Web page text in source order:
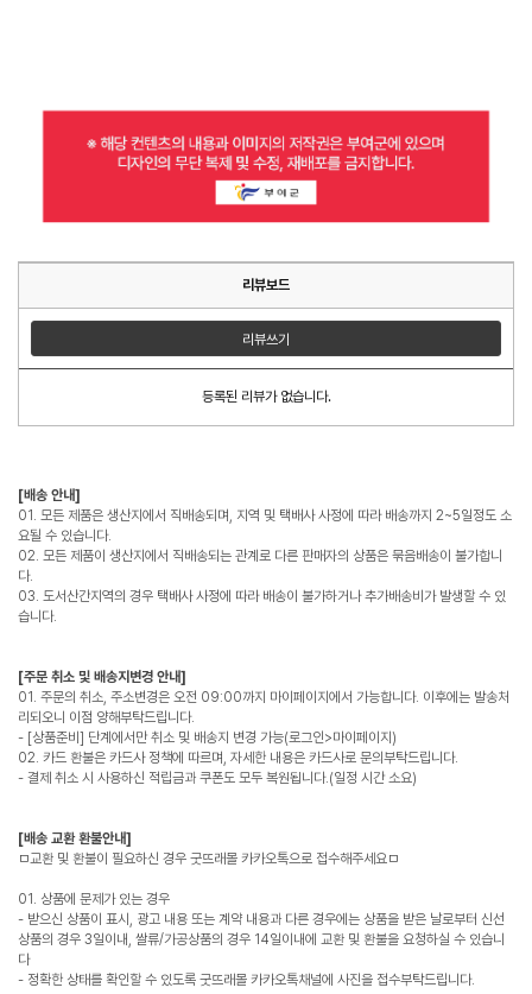
리뷰보드
리뷰쓰기
등록된 리뷰가 없습니다.
[배송 안내]
01. 모든 제품은 생산지에서 직배송되며, 지역 및 택배사 사정에 따라 배송까지 2~5일정도 소
요될 수 있습니다.
02. 모든 제품이 생산지에서 직배송되는 관계로 다른 판매자의 상품은 묶음배송이 불가합니
다.
03. 도서산간지역의 경우 택배사 사정에 따라 배송이 불가하거나 추가배송비가 발생할 수 있
습니다.
[주문 취소 및 배송지변경 안내]
01. 주문의 취소, 주소변경은 오전 09:00까지 마이페이지에서 가능합니다. 이후에는 발송처
리되오니 이점 양해부탁드립니다.
- [상품준비] 단계에서만 취소 및 배송지 변경 가능(로그인>마이페이지)
02. 카드 환불은 카드사 정책에 따르며, 자세한 내용은 카드사로 문의부탁드립니다.
- 결제 취소 시 사용하신 적립금과 쿠폰도 모두 복원됩니다.(일정 시간 소요)
[배송 교환 환불안내]
ㅁ교환 및 환불이 필요하신 경우 굿뜨래몰 카카오톡으로 접수해주세요ㅁ
01. 상품에 문제가 있는 경우
- 받으신 상품이 표시, 광고 내용 또는 계약 내용과 다른 경우에는 상품을 받은 날로부터 신선
상품의 경우 3일이내, 쌀류/가공상품의 경우 14일이내에 교환 및 환불을 요청하실 수 있습니
다
- 정확한 상태를 확인할 수 있도록 굿뜨래몰 카카오톡채널에 사진을 접수부탁드립니다.